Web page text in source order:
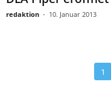
redaktion - 10. Januar 2013
1